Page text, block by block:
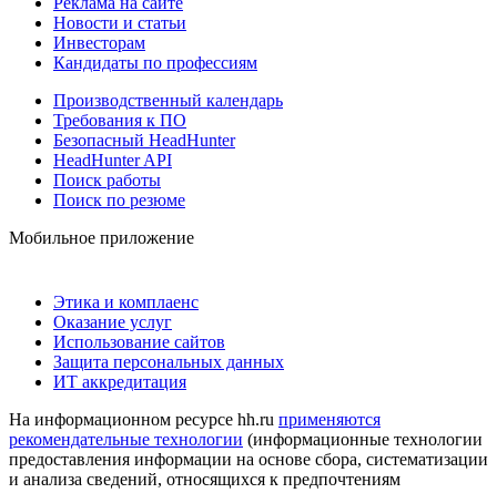
Новости и статьи
Инвесторам
Кандидаты по профессиям
Производственный календарь
Требования к ПО
Безопасный HeadHunter
HeadHunter API
Поиск работы
Поиск по резюме
Мобильное приложение
Этика и комплаенс
Оказание услуг
Использование сайтов
Защита персональных данных
ИТ аккредитация
На информационном ресурсе hh.ru применяются
рекомендательные технологии (информационные технологии
предоставления информации на основе сбора, систематизации
и анализа сведений, относящихся к предпочтениям